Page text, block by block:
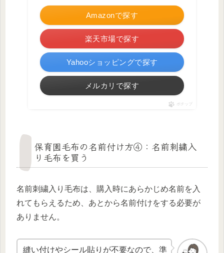
Amazonで探す
楽天市場で探す
Yahooショッピングで探す
メルカリで探す
ポチップ
保育園毛布の名前付け方④：名前刺繍入
り毛布を買う
名前刺繍入り毛布は、購入時にあらかじめ名前を入
れてもらえるため、あとから名前付けをする必要が
ありません。
縫い付けやシール貼りが不要なので、準